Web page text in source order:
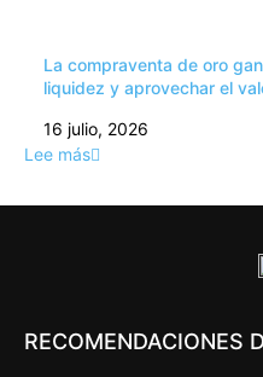
La compraventa de oro
liquidez y aprovechar el
16 julio, 2026
Lee más
RECOMENDACIONES